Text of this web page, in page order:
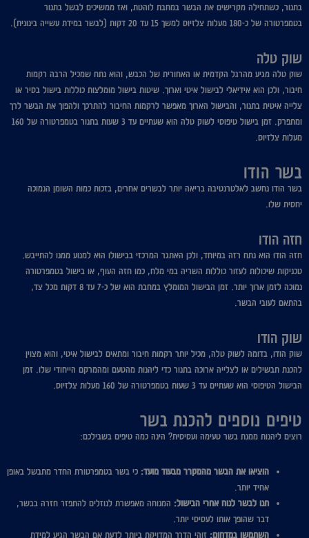
בתנור, כשתחילה מקרישים את הבשר במחבת לוהטת, ואז ממשיכים לבשל בתנור
בטמפרטורה של כ-180 מעלות צלזיוס למשך 15 עד 20 דקות (לבשר במידת עשייה בינונית).
שוק טלה
שוק טלה מגיע מהרגל הקדמית או האחורית של הכבש, והוא נתח שמכיל הרבה רקמות
חיבור, ולכן הוא אידיאלי לבישול איטי וארוך. שיטות בישול מומלצות כוללות בישול בסיר או
צלייה איטית בתנור, והבישול הארוך מאפשר לרקמות החיבור להתרכך ולהפוך את הבשר לרך
ומתפרק. זמן בישול טיפוסי לשוק טלה הוא שעתיים עד 3 שעות בתנור בטמפרטורה של 160
מעלות צלזיוס.
בשר הודו
בשר הודו נחשב לאלטרנטיבה בריאה יותר לבשרים אחרים, בזכות כמות השומן הנמוכה
יחסית שלו.
חזה הודו
חזה הודו הוא נתח רזה במיוחד, ולכן האתגר המרכזי בבישולו הוא למנוע ממנו להתייבש.
טכניקות שיכולות לעזור כוללות השריה במי מלח, כמו חזה העוף, או בישול בטמפרטורה
נמוכה לזמן ארוך יותר. זמן הבישול המומלץ במחבת הוא של כ-7 עד 8 דקות מכל צד,
בהתאם לעובי הבשר.
שוק הודו
שוק הודו, בדומה לשוק טלה, מכיל יותר רקמות חיבור ומתאים לבישול איטי, והוא מצוין
להכנת תבשילים או לצלייה ארוכה בתנור כדי ליהנות מהטעם ומהמרקם הייחודי שלו. זמן
הבישול הטיפוסי הוא שעתיים עד 3 שעות בטמפרטורה של 160 מעלות צלזיוס.
טיפים נוספים להכנת בשר
רוצים ליהנות ממנת בשר טעימה ועסיסית? הינה כמה טיפים בשבילכם:
הוציאו את הבשר מהמקרר מבעוד מועד: כי בשר בטמפרטורת החדר מתבשל באופן
אחיד יותר.
תנו לבשר לנוח אחרי הבישול: המנוחה מאפשרת לנוזלים להתפזר חזרה בבשר,
דבר שהופך אותו לעסיסי יותר.
השתמשו במדחום: זוהי הדרך המדויקת ביותר לדעת אם הבשר הגיע למידת